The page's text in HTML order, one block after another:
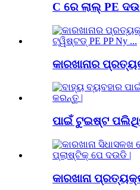
C ରେ ଲାଲ୍ PE
କାରଖାନାର
ପାଇଁ ଟୁଇଷ୍ଟ
କାରଖାନା